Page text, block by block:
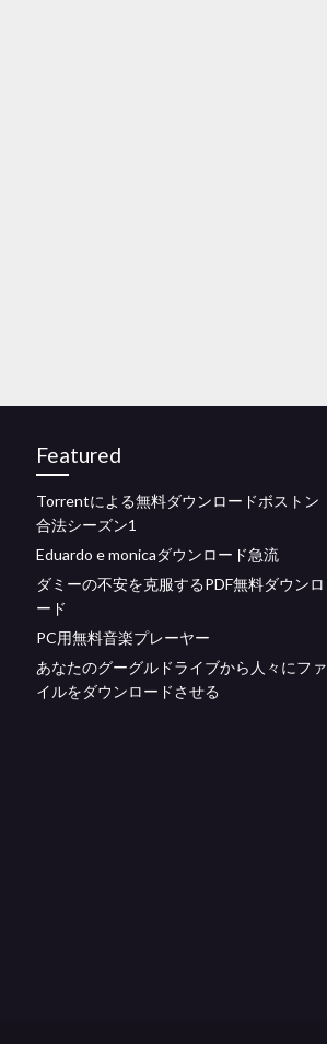
Featured
Torrentによる無料ダウンロードボストン
合法シーズン1
Eduardo e monicaダウンロード急流
ダミーの不安を克服するPDF無料ダウンロ
ード
PC用無料音楽プレーヤー
あなたのグーグルドライブから人々にファ
イルをダウンロードさせる